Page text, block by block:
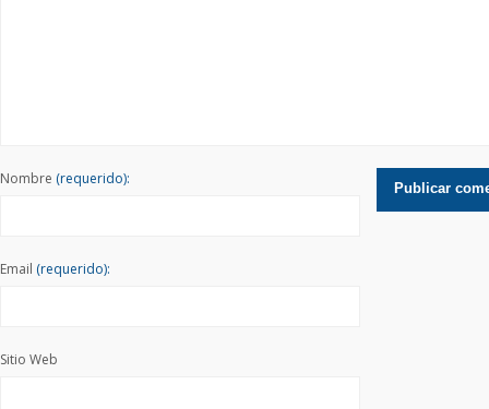
Nombre (requerido):
Email (requerido):
Sitio Web